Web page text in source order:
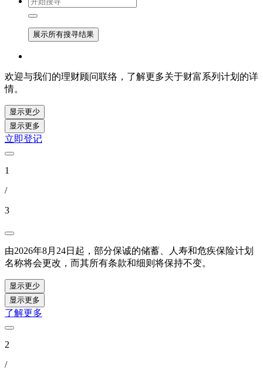
展示所有搜寻结果
欢迎与我们的理财顾问联络，了解更多关于财富系列计划的详
情。
显示更少
显示更多
立即登记
1
/
3
由2026年8月24日起，部分保诚的储蓄、人寿和危疾保险计划
名称将会更改，而其所有条款和细则将保持不变。
显示更少
显示更多
了解更多
2
/